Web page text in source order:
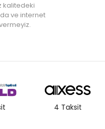
kalitedeki
ve internet
4 Taksit